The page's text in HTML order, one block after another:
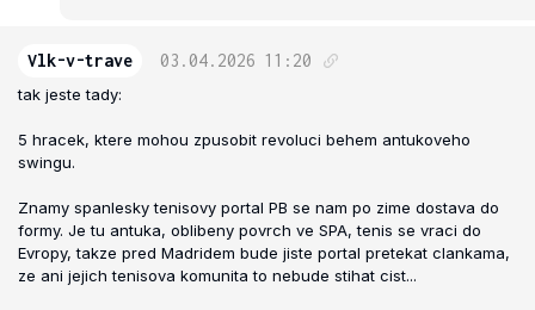
Vlk-v-trave 03.04.2026 11:20
tak jeste tady:
5 hracek, ktere mohou zpusobit revoluci behem antukoveho
swingu.
Znamy spanlesky tenisovy portal PB se nam po zime dostava do
formy. Je tu antuka, oblibeny povrch ve SPA, tenis se vraci do
Evropy, takze pred Madridem bude jiste portal pretekat clankama,
ze ani jejich tenisova komunita to nebude stihat cist...